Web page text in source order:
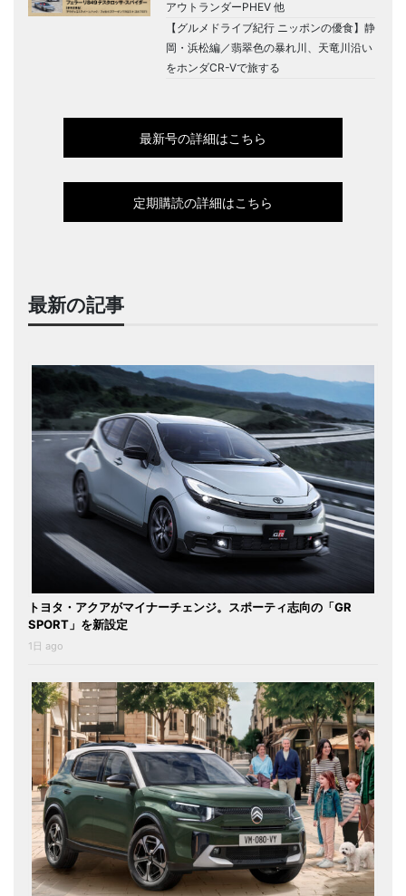
アウトランダーPHEV 他
【グルメドライブ紀行 ニッポンの優食】静
岡・浜松編／翡翠色の暴れ川、天竜川沿い
をホンダCR-Vで旅する
最新号の詳細はこちら
定期購読の詳細はこちら
最新の記事
トヨタ・アクアがマイナーチェンジ。スポーティ志向の「GR
SPORT」を新設定
1日 ago